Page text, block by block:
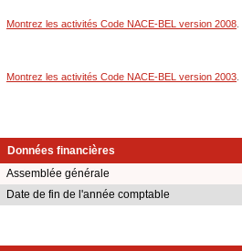
Montrez les activités Code NACE-BEL version 2008
Montrez les activités Code NACE-BEL version 2003
Données financières
Assemblée générale
Date de fin de l'année comptable